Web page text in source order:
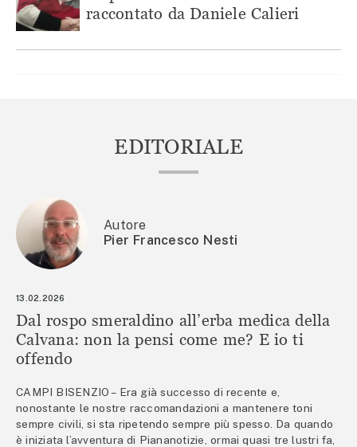
raccontato da Daniele Calieri
EDITORIALE
Autore
Pier Francesco Nesti
13.02.2026
Dal rospo smeraldino all’erba medica della
Calvana: non la pensi come me? E io ti
offendo
CAMPI BISENZIO – Era già successo di recente e,
nonostante le nostre raccomandazioni a mantenere toni
sempre civili, si sta ripetendo sempre più spesso. Da quando
è iniziata l’avventura di Piananotizie, ormai quasi tre lustri fa,